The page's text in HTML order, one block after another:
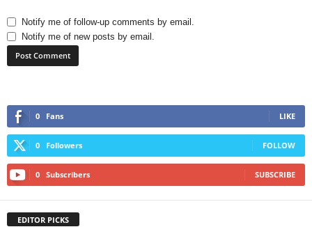
Notify me of follow-up comments by email.
Notify me of new posts by email.
0 Fans LIKE
0 Followers FOLLOW
0 Subscribers SUBSCRIBE
EDITOR PICKS